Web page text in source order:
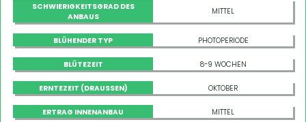
SCHWIERIGKEITSGRAD DES
ANBAUS
MITTEL
BLÜHENDER TYP PHOTOPERIODE
BLÜTEZEIT 8-9 WOCHEN
ERNTEZEIT (DRAUSSEN) OKTOBER
ERTRAG INNENANBAU MITTEL